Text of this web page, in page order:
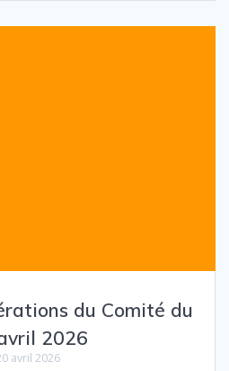
du Comité du
2026
avril 2026